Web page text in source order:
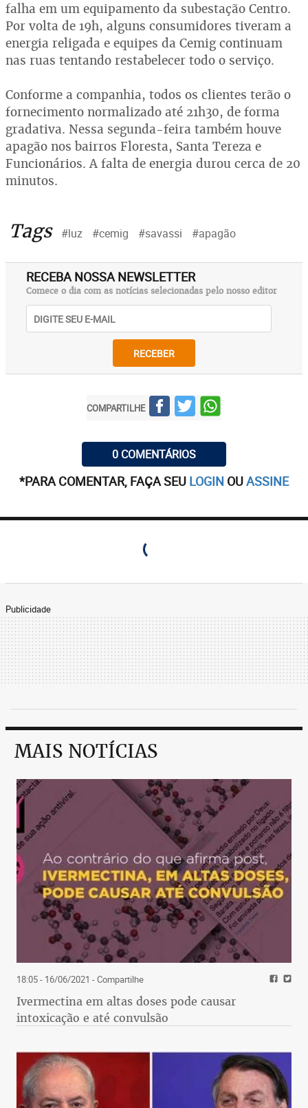
falha em um equipamento da subestação Centro.
Por volta de 19h, alguns consumidores tiveram a
energia religada e equipes da Cemig continuam
nas ruas tentando restabelecer todo o serviço.
Conforme a companhia, todos os clientes terão o
fornecimento normalizado até 21h30, de forma
gradativa. Nessa segunda-feira também houve
apagão nos bairros Floresta, Santa Tereza e
Funcionários. A falta de energia durou cerca de 20
minutos.
Tags #luz #cemig #savassi #apagão
RECEBA NOSSA NEWSLETTER
Comece o dia com as notícias selecionadas pelo nosso editor
RECEBER
COMPARTILHE
0 COMENTÁRIOS
*PARA COMENTAR, FAÇA SEU LOGIN OUASSINE
Publicidade
MAIS NOTÍCIAS
18:05 - 16/06/2021 - Compartilhe
Ivermectina em altas doses pode causar
intoxicação e até convulsão